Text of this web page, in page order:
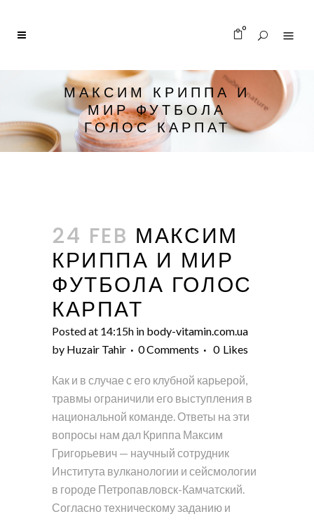
0
МАКСИМ КРИППА И
МИР ФУТБОЛА
ГОЛОС КАРПАТ
24 FEB МАКСИМ
КРИППА И МИР
ФУТБОЛА ГОЛОС
КАРПАТ
Posted at 14:15h in body-vitamin.com.ua
by Huzair Tahir 0 Comments 0 Likes
Как и в случае с его клубной карьерой,
травмы ограничили его выступления в
национальной команде. Ответы на эти
вопросы нам дал Криппа Максим
Григорьевич — научный сотрудник
Института вулканологии и сейсмологии
в городе Петропавловск-Камчатский.
Согласно техническому заданию и